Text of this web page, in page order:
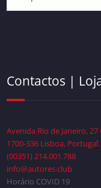
Contactos |
Avenida Rio de Janeiro, 27
1700-336 Lisboa, Portugal.
(00351) 214.001.788
info@autores.club
Horário COVID 19